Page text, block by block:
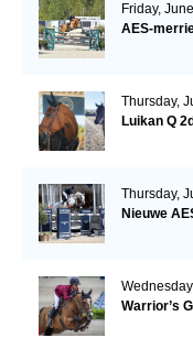
Friday,
AES-
Thursday,
Luikan Q
Thursday,
Nieuwe
Warrior’s